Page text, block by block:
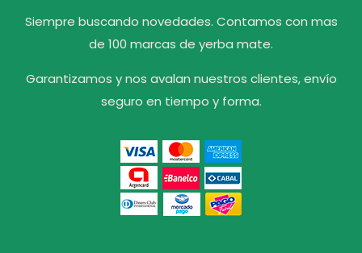
Siempre buscando novedades. Contamos con mas
de 100 marcas de yerba mate.
Garantizamos y nos avalan nuestros clientes, envío
seguro en tiempo y forma.